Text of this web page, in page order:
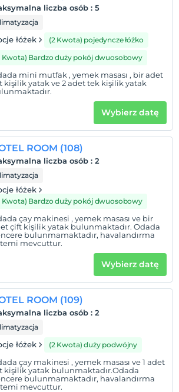
liczba osób : 5
łóżek
(2 Kwota) pojedyncze łóżko
Kwota) Bardzo duży pokój dwuosobowy
mini mutfak , yemek masası , bir adet
kişilik yatak ve 2 adet tek kişilik yatak
Wybierz datę
ROOM (108)
liczba osób : 2
łóżek
Kwota) Bardzo duży pokój dwuosobowy
çay makinesi , yemek masası ve bir
çift kişilik yatak bulunmaktadır. Odada
bulunmamaktadır, havalandırma
mevcuttur.
Wybierz datę
ROOM (109)
liczba osób : 2
łóżek (2 Kwota) duży podwójny
çay makinesi , yemek masası ve 1 adet
kişilik yatak bulunmaktadır.Odada
bulunmamaktadır, havalandırma
mevcuttur.